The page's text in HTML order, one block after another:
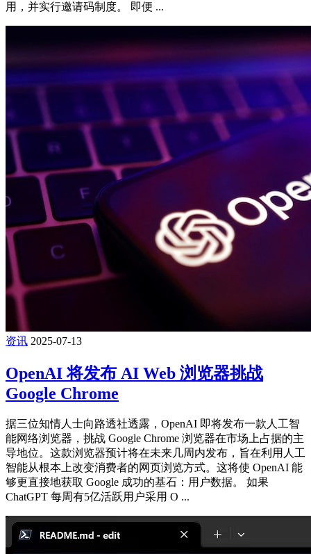
用，并实行邀请码制度。 即便 ...
资讯 2025-07-13
OpenAI 将发布 AI Web 浏览器挑战
Google Chrome
据三位知情人士向路透社透露，OpenAI 即将发布一款人工智
能网络浏览器，挑战 Google Chrome 浏览器在市场上占据的主
导地位。这款浏览器预计将在未来几周内发布，旨在利用人工
智能从根本上改变消费者的网页浏览方式。这将使 OpenAI 能
够更直接地获取 Google 成功的基石：用户数据。 如果
ChatGPT 每周有5亿活跃用户采用 O ...